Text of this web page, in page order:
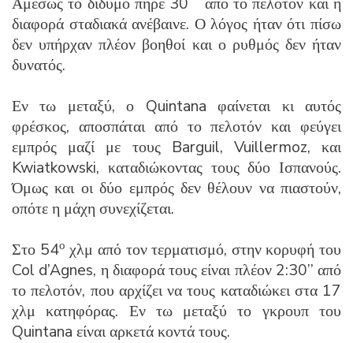
διαφορά σταδιακά ανέβαινε. Ο λόγος ήταν ότι πίσω
δεν υπήρχαν πλέον βοηθοί και ο ρυθμός δεν ήταν
δυνατός.
Εν τω μεταξύ, ο Quintana φαίνεται κι αυτός
φρέσκος, αποσπάται από το πελοτόν και φεύγει
εμπρός μαζί με τους Barguil, Vuillermoz, και
Kwiatkowski, καταδιώκοντας τους δύο Ισπανούς.
Όμως και οι δύο εμπρός δεν θέλουν να πιαστούν,
οπότε η μάχη συνεχίζεται.
Στο 54ο χλμ από τον τερματισμό, στην κορυφή του
Col d’Agnes, η διαφορά τους είναι πλέον 2:30’’ από
το πελοτόν, που αρχίζει να τους καταδιώκει στα 17
χλμ κατηφόρας. Εν τω μεταξύ το γκρουπ του
Quintana είναι αρκετά κοντά τους.